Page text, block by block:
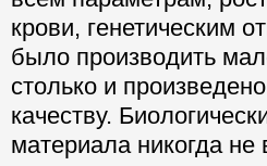
крови, генетическим
было производить
столько и
качеству.
материала никогда не